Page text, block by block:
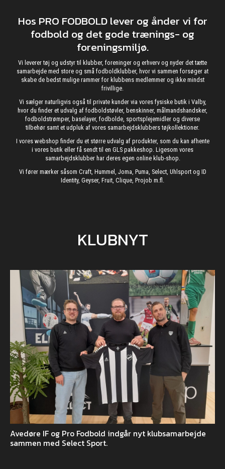
Hos PRO FODBOLD lever og ånder vi for
fodbold og det gode trænings- og
foreningsmiljø.
Vi leverer tøj og udstyr til klubber, foreninger og erhverv og nyder det tætte
samarbejde med store og små fodboldklubber, hvor vi sammen forsøger at
skabe de bedst mulige rammer for klubbens medlemmer og ikke mindst
frivillige.
Vi sælger naturligvis også til private kunder via vores fysiske butik i Valby,
hvor du finder et udvalg af fodboldstøvler, benskinner, målmandshandsker,
fodboldstrømper, baselayer, fodbolde, sportsplejemidler og diverse
tilbehør samt et udpluk af vores samarbejdsklubbers tøjkollektioner.
I vores webshop finder du et større udvalg af produkter, som du kan afhente
i vores butik eller få sendt til en GLS pakkeshop. Ligesom vores
samarbejdsklubber har deres egen online klub-shop.
Vi fører mærker såsom Craft, Hummel, Joma, Puma, Select, Uhlsport og ID
Identity, Geyser, Fruit, Clique, Projob m.fl.
KLUBNYT
Avedøre IF og Pro Fodbold indgår nyt klubsamarbejde
sammen med Select Sport.